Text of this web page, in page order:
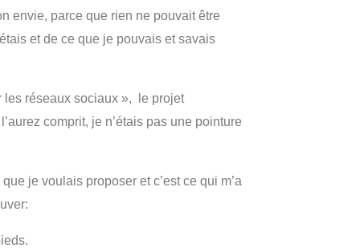
envie, parce que rien ne pouvait être
et de ce que je pouvais et savais
les réseaux sociaux », le projet
comprit, je n’étais pas une pointure
je voulais proposer et c’est ce qui m’a